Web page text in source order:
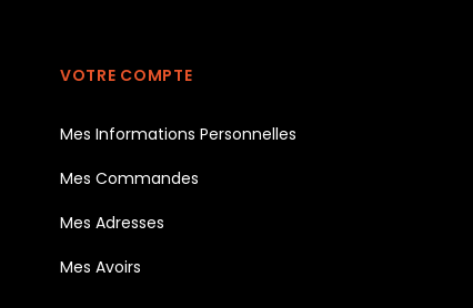
VOTRE COMPTE
Mes Informations Personnelles
Mes Commandes
Mes Adresses
Mes Avoirs